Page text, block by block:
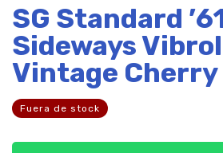
SG Standard
Sideways
Vintage Cherry
Fuera de stock